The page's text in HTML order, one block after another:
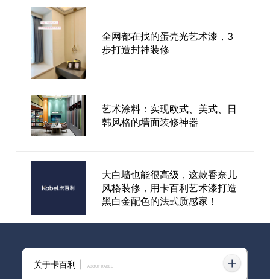
环保艺术漆品牌怎么挑？卡百利
净醛3D银箔艺术漆真实体验分享
进口艺术漆加盟代理，进口艺术
涂料招商加盟
全网都在找的蛋壳光艺术漆，3
步打造封神装修
艺术涂料：实现欧式、美式、日
韩风格的墙面装修神器
大白墙也能很高级，这款香奈儿
风格装修，用卡百利艺术漆打造
黑白金配色的法式质感家！
装修心得
关于卡百利 ABOUT KABEL